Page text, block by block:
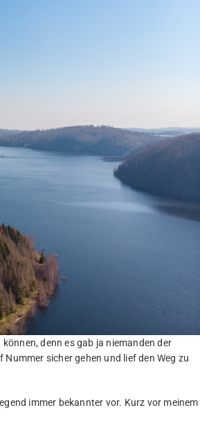
denn es gab ja niemanden der
sicher gehen und lief den Weg zu
immer bekannter vor. Kurz vor meinem